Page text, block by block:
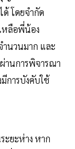
โดยจำกัด
หลือพี่น้อง
ำนวนมาก และ
านการพิจารณา
การบังคับใช้
ะยะห่าง หาก